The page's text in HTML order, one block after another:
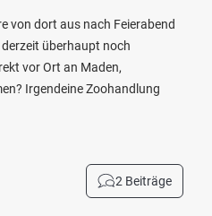
von dort aus nach Feierabend
überhaupt noch
vor Ort an Maden,
Irgendeine Zoohandlung
2 Beiträge